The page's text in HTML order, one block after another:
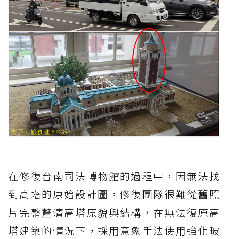
在修復台南司法博物館的過程中，因無法找
到高塔的原始設計圖，修復團隊很難從舊照
片完整釐清高塔原貌與結構，在無法復原高
塔建築的情況下，採用意象手法使用強化玻